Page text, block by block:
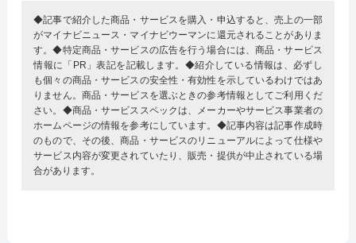
◆記事で紹介した商品・サービスを購入・申込すると、売上の一部
がマイナビニュース・マイナビウーマンに還元されることがありま
す。◆特定商品・サービスの広告を行う場合には、商品・サービス
情報に「PR」表記を記載します。◆紹介している情報は、必ずし
も個々の商品・サービスの安全性・有効性を示しているわけではあ
りません。商品・サービスを選ぶときの参考情報としてご利用くだ
さい。◆商品・サービススペックは、メーカーやサービス事業者の
ホームページの情報を参考にしています。◆記事内容は記事作成時
のもので、その後、商品・サービスのリニューアルによって仕様や
サービス内容が変更されていたり、販売・提供が中止されている場
合があります。